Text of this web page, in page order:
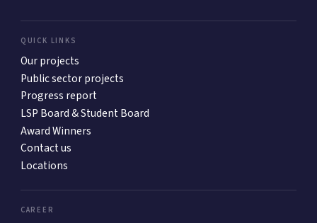
QUICK LINKS
Our projects
Public sector projects
Progress report
LSP Board & Student Board
Award Winners
Contact us
Locations
CAREER